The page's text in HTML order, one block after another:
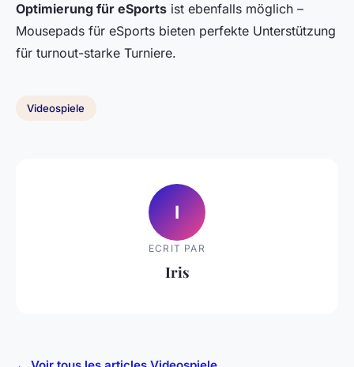
Optimierung für eSports ist ebenfalls möglich –
Mousepads für eSports bieten perfekte Unterstützung
für turnout-starke Turniere.
Videospiele
I
ECRIT PAR
Iris